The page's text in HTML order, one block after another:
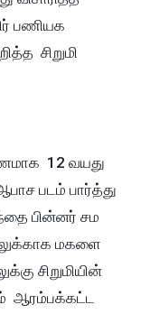
பணியக
சிறுமி
12 வயது
படம் பார்த்து
பின்னர் சம
மகளை
சிறுமியின்
ஆரம்பக்கட்ட